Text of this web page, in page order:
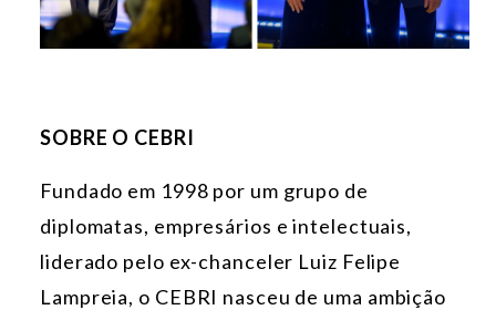
SOBRE O CEBRI
Fundado em 1998 por um grupo de
diplomatas, empresários e intelectuais,
liderado pelo ex-chanceler Luiz Felipe
Lampreia, o CEBRI nasceu de uma ambição